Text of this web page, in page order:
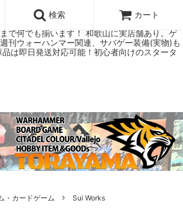
。通販・オンラインショップです！ ウォー
のことなら当店へ！ボードゲームもメジャーど
で何でも揃います！ 和歌山に実店舗あり。ゲ
刊ウォーハンマー関連、サバゲー装備(実物)も
は即日発送対応可能！初心者向けのスタータ
検索 カート
・カードゲーム
Sui Works